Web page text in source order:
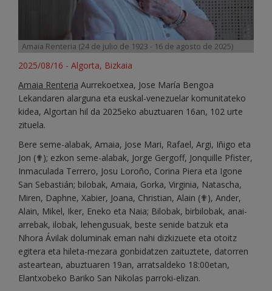
Amaia Renteria (24 de julio de 1923 - 16 de agosto de 2025)
2025/08/16 - Algorta, Bizkaia
Amaia Renteria Aurrekoetxea, Jose María Bengoa
Lekandaren alarguna eta euskal-venezuelar komunitateko
kidea, Algortan hil da 2025eko abuztuaren 16an, 102 urte
zituela.
Bere seme-alabak, Amaia, Jose Mari, Rafael, Argi, Iñigo eta
Jon (✟); ezkon seme-alabak, Jorge Gergoff, Jonquille Pfister,
Inmaculada Terrero, Josu Loroño, Corina Piera eta Igone
San Sebastián; bilobak, Amaia, Gorka, Virginia, Natascha,
Miren, Daphne, Xabier, Joana, Christian, Alain (✟), Ander,
Alain, Mikel, Iker, Eneko eta Naia; Bilobak, birbilobak, anai-
arrebak, ilobak, lehengusuak, beste senide batzuk eta
Nhora Ávilak doluminak eman nahi dizkizuete eta otoitz
egitera eta hileta-mezara gonbidatzen zaituztete, datorren
asteartean, abuztuaren 19an, arratsaldeko 18:00etan,
Elantxobeko Bariko San Nikolas parroki-elizan.